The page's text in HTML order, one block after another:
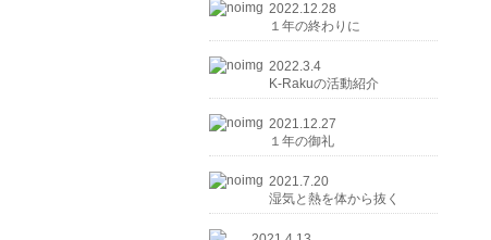
2022.12.28
１年の終わりに
2022.3.4
K-Rakuの活動紹介
2021.12.27
１年の御礼
2021.7.20
湿気と熱を体から抜く